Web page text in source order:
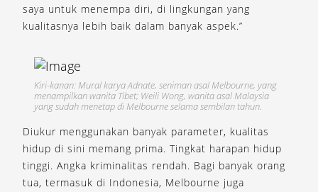
saya untuk menempa diri, di lingkungan yang
kualitasnya lebih baik dalam banyak aspek.”
Kiri-kanan: Mural karya Adnate, seniman asal Melbourne, yang
menampilkan wanita Tibet; Weili Wong, wanita asal Malaysia
yang sudah menetap di Melbourne selama sembilan tahun.
Diukur menggunakan banyak parameter, kualitas
hidup di sini memang prima. Tingkat harapan hidup
tinggi. Angka kriminalitas rendah. Bagi banyak orang
tua, termasuk di Indonesia, Melbourne juga